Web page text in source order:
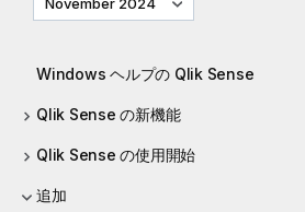
Windows ヘルプの Qlik Sense
Qlik Sense の新機能
Qlik Sense の使用開始
追加